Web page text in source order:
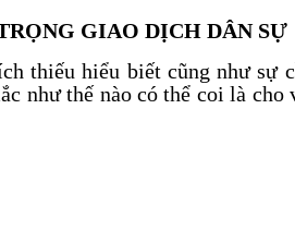
GIAO DỊCH DÂN SỰ
thiếu hiểu biết cũng như sự
như thế nào có thể coi là